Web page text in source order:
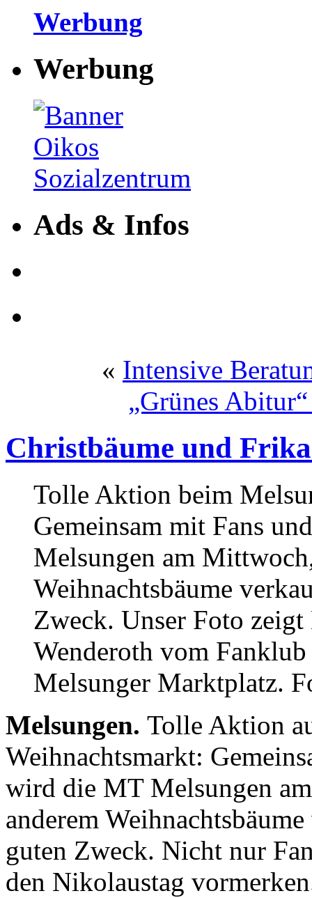
Werbung
Werbung
Ads & Infos
« Intensive
„Grünes
Christbäume und
Tolle Aktion beim
Gemeinsam mit Fans
Melsungen am
Weihnachtsbäume
Zweck. Unser Foto
Wenderoth vom
Melsunger Marktplatz.
Melsungen. Tolle Aktion
Weihnachtsmarkt:
wird die MT Melsungen
anderem
guten Zweck. Nicht nur
den Nikolaustag